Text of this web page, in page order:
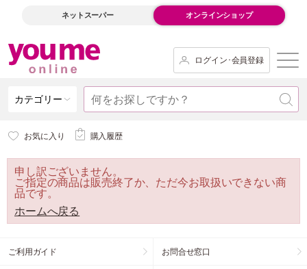
ネットスーパー オンラインショップ
ログイン･会員登録
カテゴリー
お気に入り 購入履歴
申し訳ございません。
ご指定の商品は販売終了か、ただ今お取扱いできない商
品です。
ホームへ戻る
ご利用ガイド お問合せ窓口